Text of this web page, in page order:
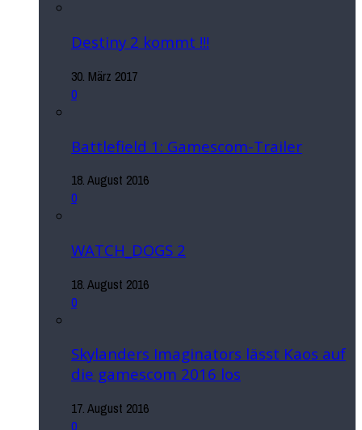
Destiny 2 kommt !!!
30. März 2017
0
Battlefield 1: Gamescom-Trailer
18. August 2016
0
WATCH_DOGS 2
18. August 2016
0
Skylanders Imaginators lässt Kaos auf
die gamescom 2016 los
17. August 2016
0